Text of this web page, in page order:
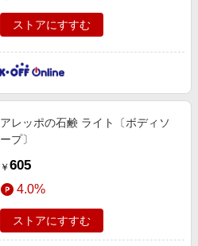
ストアにすすむ
アレッポの石鹸 ライト〔ボディソ
ープ〕
￥ 605
4.0%
ストアにすすむ